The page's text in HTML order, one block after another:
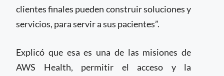
clientes finales pueden construir soluciones y
servicios, para servir a sus pacientes”.
Explicó que esa es una de las misiones de
AWS Health, permitir el acceso y la